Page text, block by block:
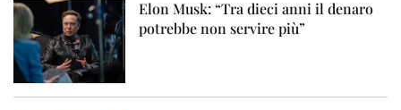
Elon Musk: “Tra dieci anni il denaro
potrebbe non servire più”